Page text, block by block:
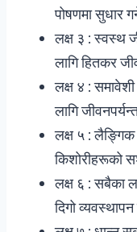
पोषणमा सुधार
लक्ष ३ : स्वस्थ
लागि हितकर
लक्ष ४ :
लागि
लक्ष ५ : लैङ्गिक
किशोरीहरूको
लक्ष ६ : सबैका
दिगो